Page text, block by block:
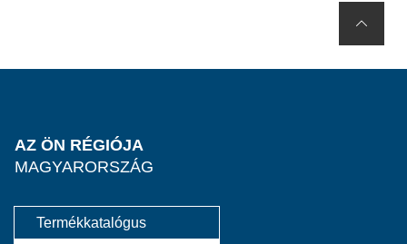
AZ ÖN RÉGIÓJA
MAGYARORSZÁG
Termékkatalógus